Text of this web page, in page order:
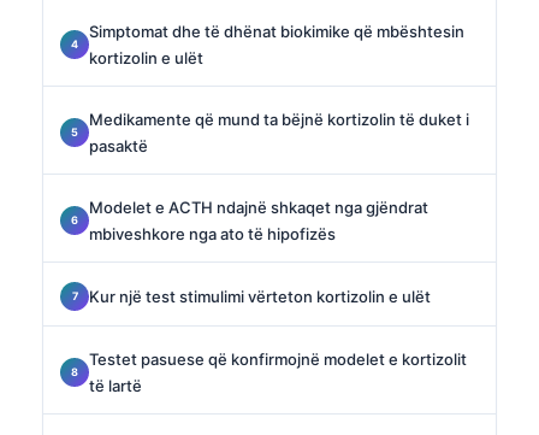
Simptomat dhe të dhënat biokimike që mbështesin
kortizolin e ulët
Medikamente që mund ta bëjnë kortizolin të duket i
pasaktë
Modelet e ACTH ndajnë shkaqet nga gjëndrat
mbiveshkore nga ato të hipofizës
Kur një test stimulimi vërteton kortizolin e ulët
Testet pasuese që konfirmojnë modelet e kortizolit
të lartë